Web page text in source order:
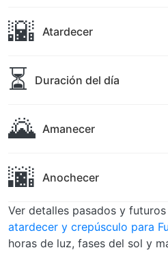
🌇 Atardecer
⏳ Duración del día
🌄 Amanecer
🌆 Anochecer
Ver detalles pasados y futuros
atardecer y crepúsculo para
horas de luz, fases del sol y